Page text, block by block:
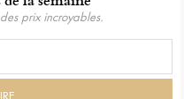
prix incroyables.